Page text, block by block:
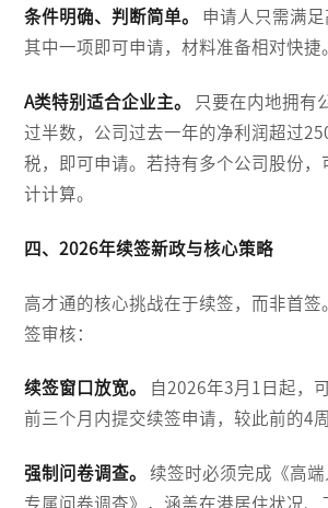
条件明确、判断简单。
申请人只需满
其中一项即可申请，材料准备相对快捷
A类特别适合企业主。
只要在内地拥有
过半数，公司过去一年的净利润超过
税，即可申请。若持有多个公司股份，
计计算。
四、2026年续签新政与核心策略
高才通的核心挑战在于续签，而非首签
签审核：
续签窗口放宽。
自2026年3月1日起，
前三个月内提交续签申请，较此前的4
强制问卷调查。
续签时必须完成《高
专属问卷调查》，涵盖在港居住状况、